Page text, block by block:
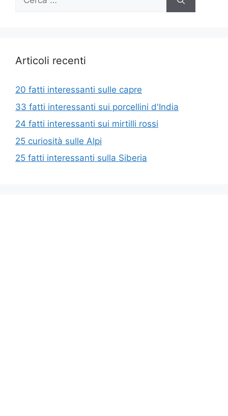
Articoli recenti
20 fatti interessanti sulle capre
33 fatti interessanti sui porcellini d'India
24 fatti interessanti sui mirtilli rossi
25 curiosità sulle Alpi
25 fatti interessanti sulla Siberia